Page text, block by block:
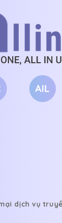
2026
2026
2026
2026
2026
2026
ổng trà xanh
mẽ bênh
là hai người
sóng gió gì
quả
dịch vụ